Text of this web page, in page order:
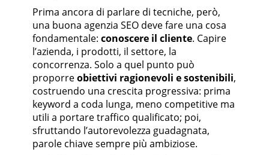
Prima ancora di parlare di tecniche, però,
una buona agenzia SEO deve fare una cosa
fondamentale: conoscere il cliente. Capire
l’azienda, i prodotti, il settore, la
concorrenza. Solo a quel punto può
proporreobiettivi ragionevoli e sostenibili,
costruendo una crescita progressiva: prima
keyword a coda lunga, meno competitive ma
utili a portare traffico qualificato; poi,
sfruttando l’autorevolezza guadagnata,
parole chiave sempre più ambiziose.